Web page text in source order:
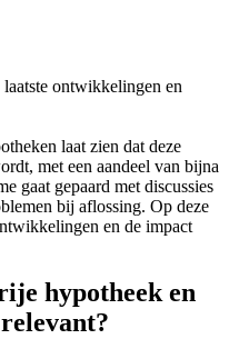
ontwikkelingen en
laat zien dat deze
met een aandeel van bijna
gaat gepaard met discussies
bij aflossing. Op deze
en de impact
hypotheek en